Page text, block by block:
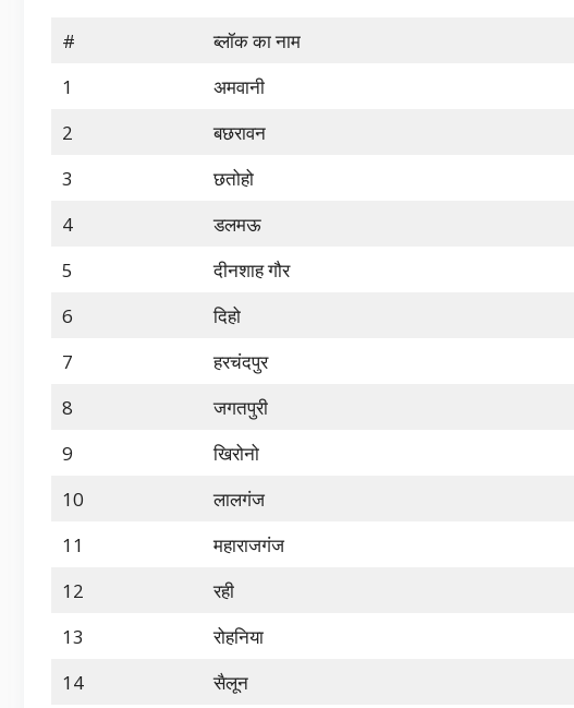
# ब्लॉक का नाम
1
अमवानी
2
बछरावन
3
छतोहो
4
डलमऊ
5
दीनशाह गौर
6
दिहो
7
हरचंदपुर
8
जगतपुरी
9
खिरोनो
10
लालगंज
11
महाराजगंज
12
रही
13
रोहनिया
14
सैलून